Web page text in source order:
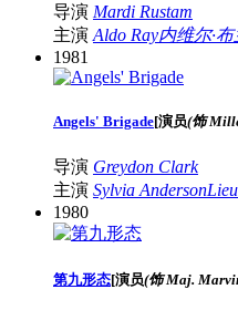
导演 Mardi Rustam
主演 Aldo Ray内维尔·
1981
Angels' Brigade[演员(饰
导演 Greydon Clark
主演 Sylvia Anderson
1980
第九形态[演员(饰 Maj.